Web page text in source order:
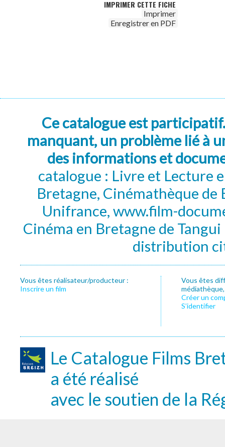
IMPRIMER CETTE FICHE
Imprimer
Enregistrer en PDF
Ce catalogue est
manquant, un problème lié à
des informations et
catalogue : Livre et Lecture
Bretagne, Cinémathèque de
Unifrance, www.film-
Cinéma en Bretagne de
distribution
Vous êtes réalisateur/producteur :
Inscrire un film
Vous êtes
Créer un
S’identifier
Le Catalogue Films
a été réalisé
avec le soutien de la